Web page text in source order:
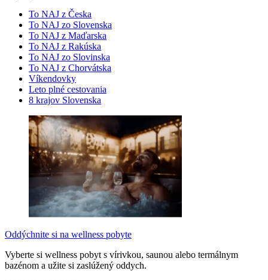
To NAJ z Česka
To NAJ zo Slovenska
To NAJ z Maďarska
To NAJ z Rakúska
To NAJ zo Slovinska
To NAJ z Chorvátska
Víkendovky
Leto plné cestovania
8 krajov Slovenska
Oddýchnite si na wellness pobyte
Vyberte si wellness pobyt s vírivkou, saunou alebo termálnym
bazénom a užite si zaslúžený oddych.